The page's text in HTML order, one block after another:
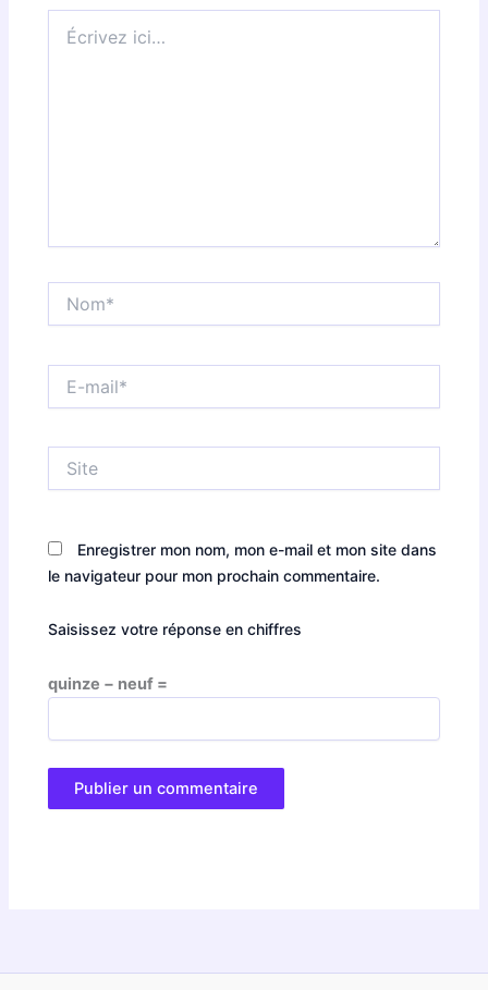
ici…
mail*
Enregistrer mon nom, mon e-mail et mon site dans
le navigateur pour mon prochain commentaire.
Saisissez votre réponse en chiffres
quinze − neuf =